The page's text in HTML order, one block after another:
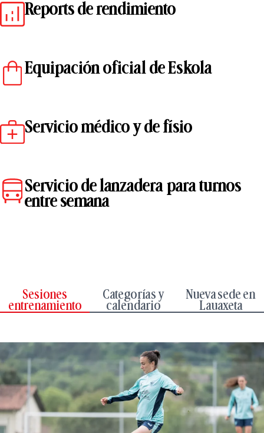
Reports de rendimiento
Equipación oficial de Eskola
Servicio médico y de físio
Servicio de lanzadera para turnos
entre semana
Sesiones
entrenamiento
Categorías y
calendario
Nueva sede en
Lauaxeta